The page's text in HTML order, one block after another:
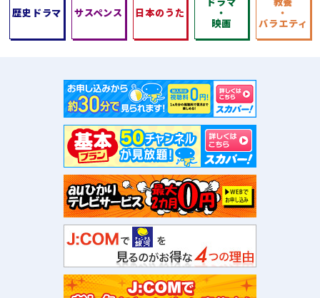
歴史ドラマ サスペンス 日本のうた ・
映画
・
バラエティ